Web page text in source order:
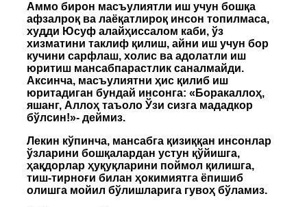
Аммо бирон масъулиятли иш учун бошқа
афзалроқ ва лаёқатлироқ инсон топилмаса,
худди Юсуф алайҳиссалом каби, ўз
хизматини таклиф қилиш, айни иш учун бор
кучини сарфлаш, холис ва адолатли иш
юритиш мансабпарастлик саналмайди.
Аксинча, масъулиятни ҳис қилиб иш
юритадиган бундай инсонга: «Боракаллоҳ,
яшанг, Аллоҳ таъоло Ўзи сизга мададкор
бўлсин!»- деймиз.
Лекин кўпинча, мансабга қизиққан инсонлар
ўзларини бошқалардан устун қўйишга,
ҳақдорлар ҳуқуқларини поймол қилишга,
тиш-тирноғи билан ҳокимиятга ёпишиб
олишга мойил бўлишларига гувоҳ бўламиз.